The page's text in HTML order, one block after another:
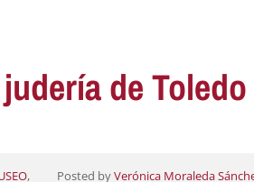
de Toledo
Posted byVerónica Moraleda
,